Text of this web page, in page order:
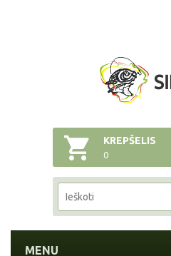
KREPŠELIS
0
MENU